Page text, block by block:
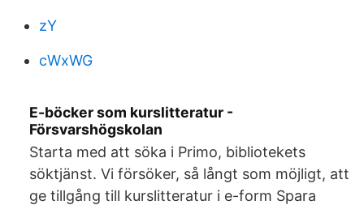
zY
cWxWG
E-böcker som kurslitteratur -
Försvarshögskolan
Starta med att söka i Primo, bibliotekets
söktjänst. Vi försöker, så långt som möjligt, att
ge tillgång till kurslitteratur i e-form Spara